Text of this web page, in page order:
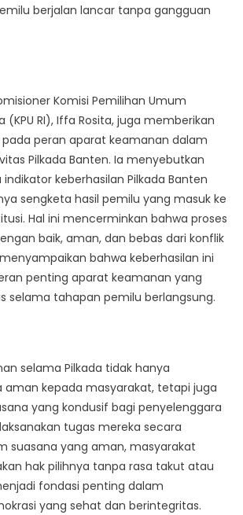
berjalan lancar tanpa gangguan
Komisi Pemilihan Umum
(KPU RI), Iffa Rosita, juga memberikan
peran aparat keamanan dalam
Pilkada Banten. Ia menyebutkan
keberhasilan Pilkada Banten
sengketa hasil pemilu yang masuk ke
Hal ini mencerminkan bahwa proses
baik, aman, dan bebas dari konflik
bahwa keberhasilan ini
penting aparat keamanan yang
selama tahapan pemilu berlangsung.
selama Pilkada tidak hanya
aman kepada masyarakat, tetapi juga
yang kondusif bagi penyelenggara
tugas mereka secara
suasana yang aman, masyarakat
hak pilihnya tanpa rasa takut atau
fondasi penting dalam
yang sehat dan berintegritas.